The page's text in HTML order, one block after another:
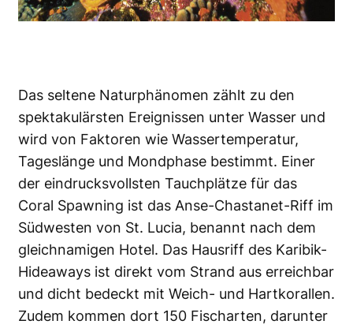
Das seltene Naturphänomen zählt zu den
spektakulärsten Ereignissen unter Wasser und
wird von Faktoren wie Wassertemperatur,
Tageslänge und Mondphase bestimmt. Einer
der eindrucksvollsten Tauchplätze für das
Coral Spawning ist das Anse-Chastanet-Riff im
Südwesten von St. Lucia, benannt nach dem
gleichnamigen Hotel. Das Hausriff des Karibik-
Hideaways ist direkt vom Strand aus erreichbar
und dicht bedeckt mit Weich- und Hartkorallen.
Zudem kommen dort 150 Fischarten, darunter